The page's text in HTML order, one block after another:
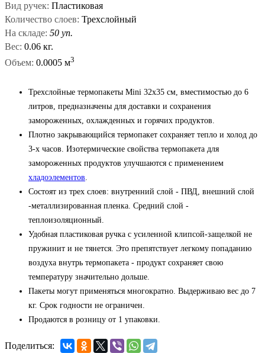
Вид ручек: Пластиковая
Количество слоев: Трехслойный
На складе: 50 уп.
Вес: 0.06 кг.
Объем: 0.0005 м3
Трехслойные термопакеты Mini 32х35 см, вместимостью до 6
литров, предназначены для доставки и сохранения
замороженных, охлажденных и горячих продуктов.
Плотно закрывающийся термопакет сохраняет тепло и холод до
3-х часов. Изотермические свойства термопакета для
замороженных продуктов улучшаются с применением
хладоэлементов.
Состоят из трех слоев: внутренний слой - ПВД, внешний слой
-металлизированная пленка. Средний слой -
теплоизоляционный.
Удобная пластиковая ручка с усиленной клипсой-защелкой не
пружинит и не тянется. Это препятствует легкому попаданию
воздуха внутрь термопакета - продукт сохраняет свою
температуру значительно дольше.
Пакеты могут применяться многократно. Выдерживаю вес до 7
кг. Срок годности не ограничен.
Продаются в розницу от 1 упаковки.
Поделиться: